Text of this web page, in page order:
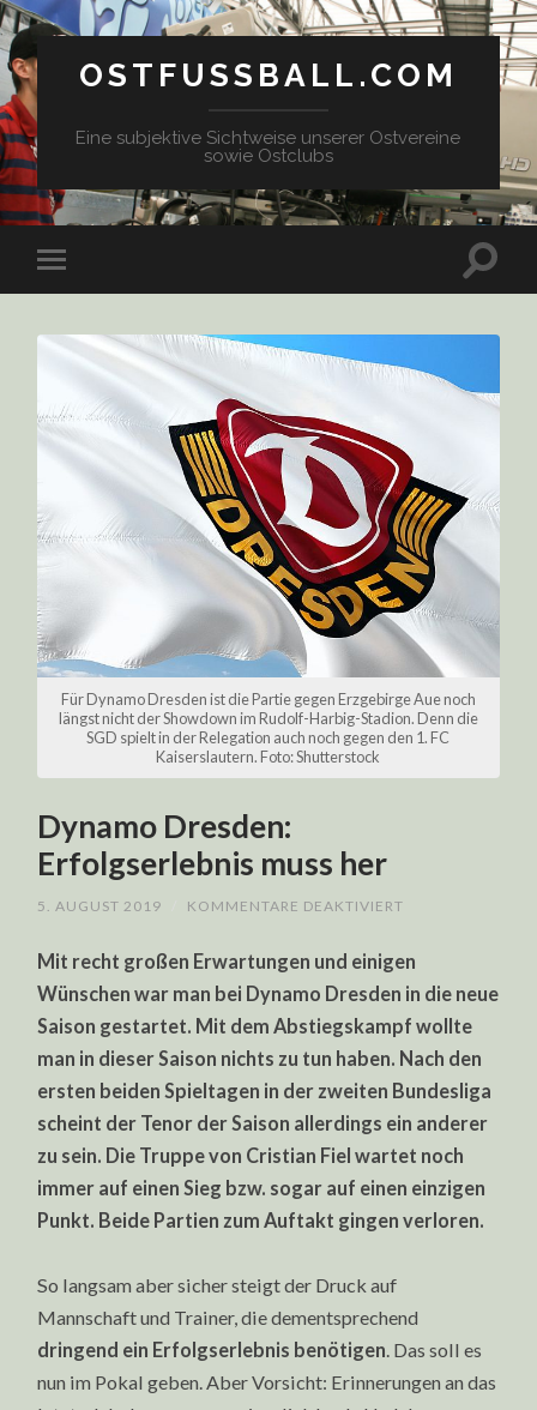
OSTFUSSBALL.COM
Eine subjektive Sichtweise unserer Ostvereine
sowie Ostclubs
Für Dynamo Dresden ist die Partie gegen Erzgebirge Aue noch
längst nicht der Showdown im Rudolf-Harbig-Stadion. Denn die
SGD spielt in der Relegation auch noch gegen den 1. FC
Kaiserslautern. Foto: Shutterstock
Dynamo Dresden:
Erfolgserlebnis muss her
5. AUGUST 2019 KOMMENTARE DEAKTIVIERT
HER
Mit recht großen Erwartungen und einigen
Wünschen war man bei Dynamo Dresden in die neue
Saison gestartet. Mit dem Abstiegskampf wollte
man in dieser Saison nichts zu tun haben. Nach den
ersten beiden Spieltagen in der zweiten Bundesliga
scheint der Tenor der Saison allerdings ein anderer
zu sein. Die Truppe von Cristian Fiel wartet noch
immer auf einen Sieg bzw. sogar auf einen einzigen
Punkt. Beide Partien zum Auftakt gingen verloren.
So langsam aber sicher steigt der Druck auf
Mannschaft und Trainer, die dementsprechend
dringend ein Erfolgserlebnis benötigen . Das soll es
nun im Pokal geben. Aber Vorsicht: Erinnerungen an das